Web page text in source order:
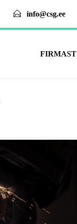
info@csg.ee
FIRMAST